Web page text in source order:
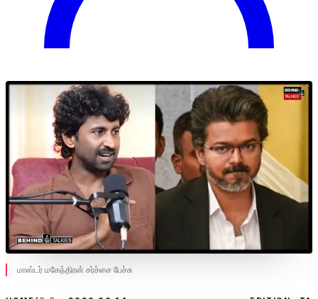
மாஸ்டர் மகேந்திரன் சர்ச்சை பேச்சு